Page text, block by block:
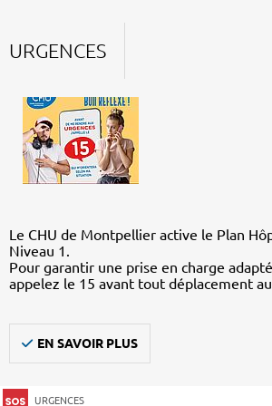
URGENCES
Le CHU de Montpellier active le Plan
Niveau 1.
Pour garantir une prise en charge
appelez le 15 avant tout déplacement
EN SAVOIR PLUS
URGENCES